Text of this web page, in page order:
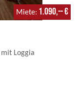
Miete 1.090,-- €
Loggia